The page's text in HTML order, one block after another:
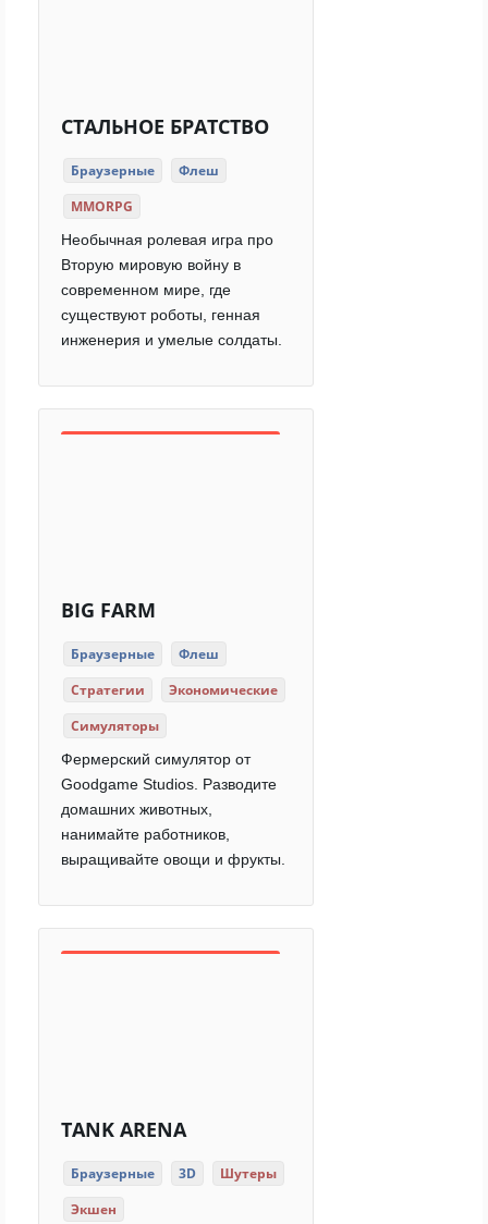
СТАЛЬНОЕ БРАТСТВО
Браузерные
Флеш
MMORPG
Необычная ролевая игра про
Вторую мировую войну в
современном мире, где
существуют роботы, генная
инженерия и умелые солдаты.
BIG FARM
Браузерные
Флеш
Стратегии
Экономические
Симуляторы
Фермерский симулятор от
Goodgame Studios. Разводите
домашних животных,
нанимайте работников,
выращивайте овощи и фрукты.
TANK ARENA
Браузерные 3D
Шутеры
Экшен